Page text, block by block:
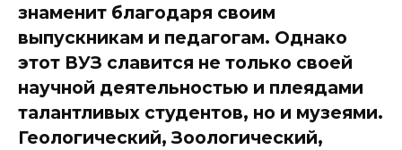
знаменит благодаря своим
выпускникам и педагогам. Однако
этот ВУЗ славится не только своей
научной деятельностью и плеядами
талантливых студентов, но и музеями.
Геологический, Зоологический,